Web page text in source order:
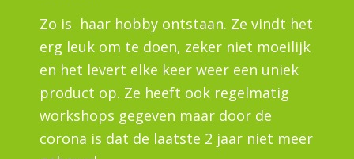
Zo is haar hobby ontstaan. Ze vindt het
erg leuk om te doen, zeker niet moeilijk
en het levert elke keer weer een uniek
product op. Ze heeft ook regelmatig
workshops gegeven maar door de
corona is dat de laatste 2 jaar niet meer